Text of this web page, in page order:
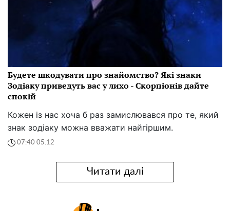
Будете шкодувати про знайомство? Які знаки
Зодіаку приведуть вас у лихо - Скорпіонів дайте
спокій
Кожен із нас хоча б раз замислювався про те, який
знак зодіаку можна вважати найгіршим.
07:40 05.12
Читати далі